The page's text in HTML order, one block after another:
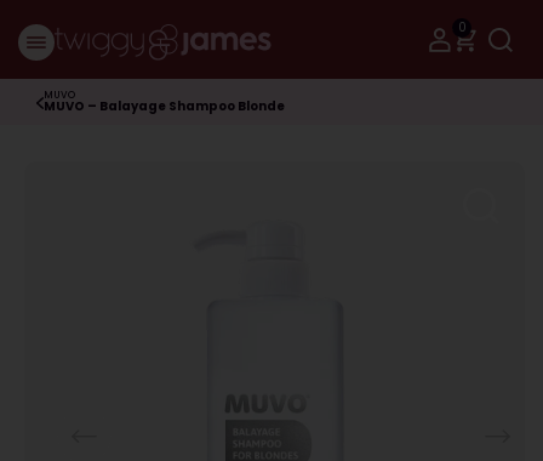
0
MUVO
MUVO – Balayage Shampoo Blonde